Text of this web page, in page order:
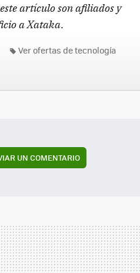
artículo son afiliados y
a Xataka.
Ver ofertas de tecnología
UN COMENTARIO